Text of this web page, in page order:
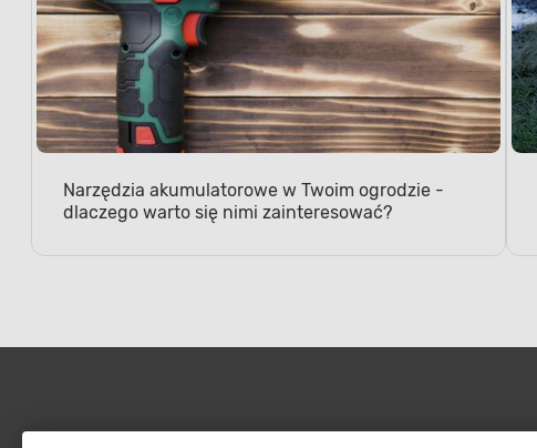
Narzędzia akumulatorowe w Twoim ogrodzie -
dlaczego warto się nimi zainteresować?